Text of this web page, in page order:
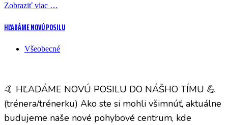
Zobraziť viac …
HĽADÁME NOVÚ POSILU
Všeobecné
🤙 HĽADÁME NOVÚ POSILU DO NÁŠHO TÍMU 💪
(trénera/trénerku) Ako ste si mohli všimnúť, aktuálne
budujeme naše nové pohybové centrum, kde